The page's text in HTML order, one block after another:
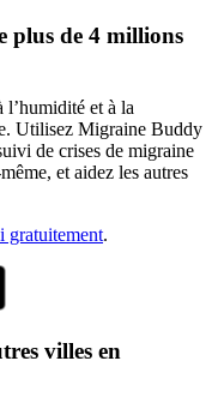
plus de 4 millions
l’humidité et à la
Utilisez Migraine Buddy
de crises de migraine
et aidez les autres
gratuitement.
villes en